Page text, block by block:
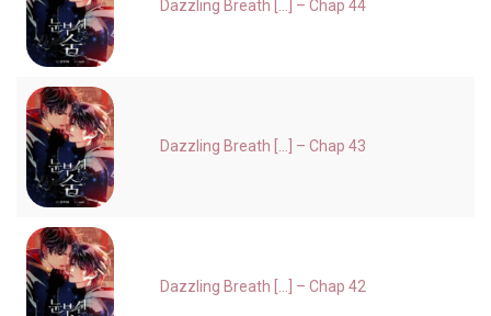
Dazzling Breath [...] – Chap 44
Dazzling Breath [...] – Chap 43
Dazzling Breath [...] – Chap 42